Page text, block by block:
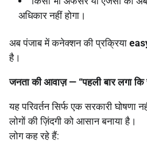
अधिकार नहीं होगा।
अब पंजाब में कनेक्शन की प्रक्रिया
है।
जनता की आवाज़— “पहली बार लगा
यह परिवर्तन सिर्फ एक सरकारी
लोगों की ज़िंदगी को आसान बनाया है।
लोग कह रहे हैं: